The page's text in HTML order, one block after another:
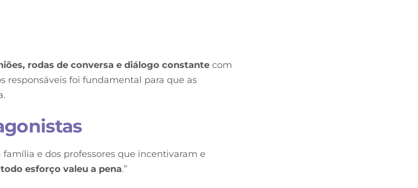
rodas de conversa e diálogo constante com
responsáveis foi fundamental para que as
e dos professores que incentivaram e
esforço valeu a pena.”